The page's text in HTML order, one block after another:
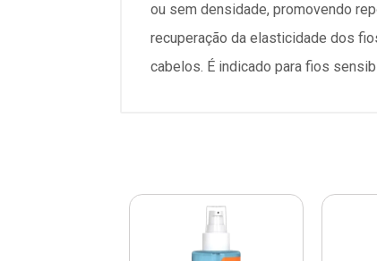
ou sem densidade, promovendo
recuperação da elasticidade dos
cabelos. É indicado para fios